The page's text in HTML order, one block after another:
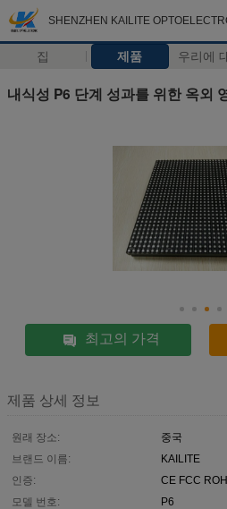
SHENZHEN KAILITE
집 제품 우리에
내식성 P6 단계 성과를 위한 옥외
최고의 가격
제품 상세 정보
원래 장소:
중국
브랜드 이름:
KAILITE
인증:
CE FCC
모델 번호:
P6